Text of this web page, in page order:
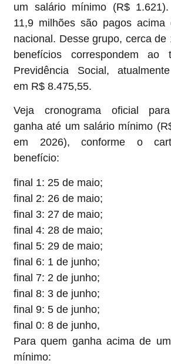
um salário mínimo (R$
11,9 milhões são pagos acima
nacional. Desse grupo, cerca de
benefícios correspondem ao
Previdência Social,
em R$ 8.475,55.
Veja cronograma oficial
ganha até um salário mínimo
em 2026), conforme o
benefício:
final 1: 25 de maio;
final 2: 26 de maio;
final 3: 27 de maio;
final 4: 28 de maio;
final 5: 29 de maio;
final 6: 1 de junho;
final 7: 2 de junho;
final 8: 3 de junho;
final 9: 5 de junho;
final 0: 8 de junho,
Para quem ganha acima de
mínimo: